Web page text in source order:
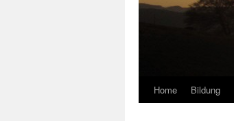
Home Bildung